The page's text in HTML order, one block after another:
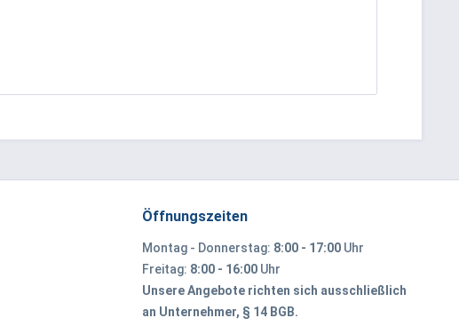
Öffnungszeiten
Montag - Donnerstag: 8:00 - 17:00 Uhr
Freitag: 8:00 - 16:00 Uhr
Unsere Angebote richten sich ausschließlich
an Unternehmer, § 14 BGB.